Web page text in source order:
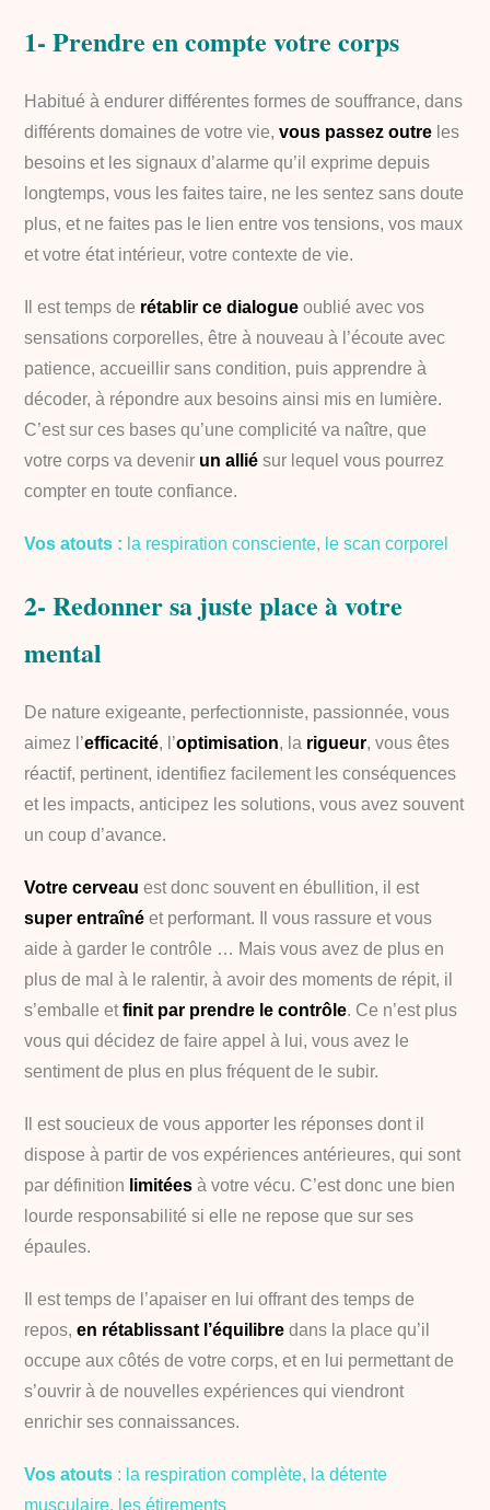
1- Prendre en compte votre corps
Habitué à endurer différentes formes de souffrance, dans
différents domaines de votre vie,vous passez outre les
besoins et les signaux d’alarme qu’il exprime depuis
longtemps, vous les faites taire, ne les sentez sans doute
plus, et ne faites pas le lien entre vos tensions, vos maux
et votre état intérieur, votre contexte de vie.
Il est temps de rétablir ce dialogue oublié avec vos
sensations corporelles, être à nouveau à l’écoute avec
patience, accueillir sans condition, puis apprendre à
décoder, à répondre aux besoins ainsi mis en lumière.
C’est sur ces bases qu’une complicité va naître, que
votre corps va devenir un allié sur lequel vous pourrez
compter en toute confiance.
Vos atouts : la respiration consciente, le scan corporel
2- Redonner sa juste place à votre
mental
De nature exigeante, perfectionniste, passionnée, vous
aimez l’efficacité, l’optimisation, la rigueur, vous êtes
réactif, pertinent, identifiez facilement les conséquences
et les impacts, anticipez les solutions, vous avez souvent
un coup d’avance.
Votre cerveau est donc souvent en ébullition, il est
super entraîné et performant. Il vous rassure et vous
aide à garder le contrôle … Mais vous avez de plus en
plus de mal à le ralentir, à avoir des moments de répit, il
s’emballe etfinit par prendre le contrôle. Ce n’est plus
vous qui décidez de faire appel à lui, vous avez le
sentiment de plus en plus fréquent de le subir.
Il est soucieux de vous apporter les réponses dont il
dispose à partir de vos expériences antérieures, qui sont
par définition limitées à votre vécu. C’est donc une bien
lourde responsabilité si elle ne repose que sur ses
épaules.
Il est temps de l’apaiser en lui offrant des temps de
repos,en rétablissant l’équilibre dans la place qu’il
occupe aux côtés de votre corps, et en lui permettant de
s’ouvrir à de nouvelles expériences qui viendront
enrichir ses connaissances.
Vos atouts : la respiration complète, la détente
musculaire, les étirements